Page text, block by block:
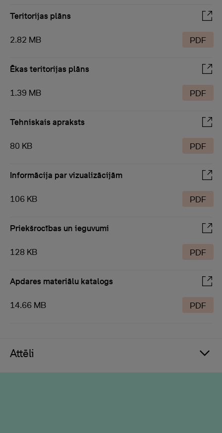
Teritorijas plāns
2.82 MB PDF
Ēkas teritorijas plāns
1.39 MB PDF
Tehniskais apraksts
80 KB PDF
Informācija par vizualizācijām
106 KB PDF
Priekšrocības un ieguvumi
128 KB PDF
Apdares materiālu katalogs
14.66 MB PDF
Attēli